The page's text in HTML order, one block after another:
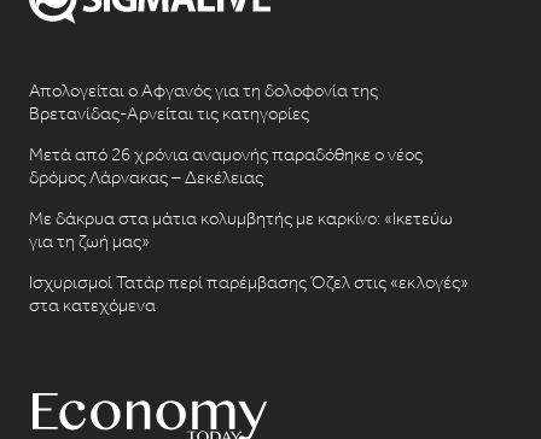
Απολογείται ο Αφγανός για τη δολοφονία της
Βρετανίδας-Αρνείται τις κατηγορίες
Μετά από 26 χρόνια αναμονής παραδόθηκε ο νέος
δρόμος Λάρνακας – Δεκέλειας
Με δάκρυα στα μάτια κολυμβητής με καρκίνο: «Ικετεύω
για τη ζωή μας»
Ισχυρισμοί Τατάρ περί παρέμβασης Όζελ στις «εκλογές»
στα κατεχόμενα